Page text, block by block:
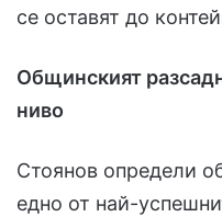
се оставят до
Общинският
ниво
Стоянов определи
едно от най-